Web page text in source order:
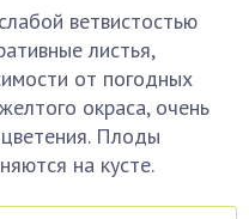
ветвистостью
листья,
от погодных
окраса, очень
Плоды
на кусте.